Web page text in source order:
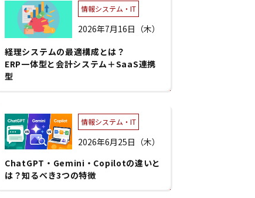
情報システム・IT
2026年7月16日（木）
経理システムの最適構成とは？
ERP一体型と会計システム＋SaaS連携
型
情報システム・IT
2026年6月25日（木）
ChatGPT・Gemini・Copilotの違いと
は？知るべき3つの特徴